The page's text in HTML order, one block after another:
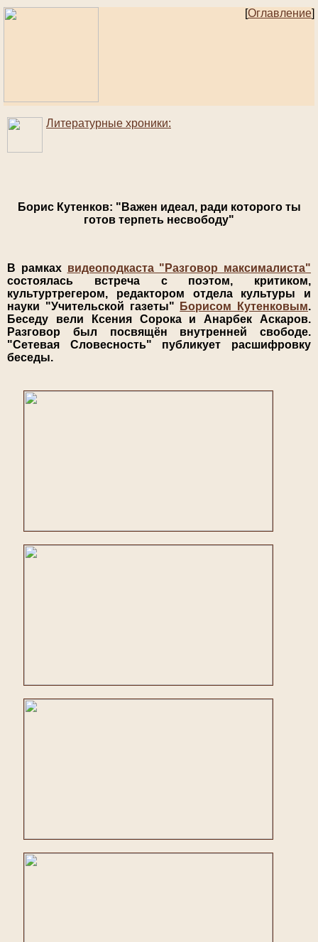
[Оглавление]
Литературные хроники:
Борис Кутенков: "Важен идеал, ради которого ты
готов терпеть несвободу"
В рамках видеоподкаста "Разговор максималиста"
состоялась встреча с поэтом, критиком,
культуртрегером, редактором отдела культуры и
науки "Учительской газеты"
Борисом Кутенковым.
Беседу вели Ксения Сорока и Анарбек Аскаров.
Разговор был посвящён внутренней свободе.
"Сетевая Словесность" публикует расшифровку
беседы.